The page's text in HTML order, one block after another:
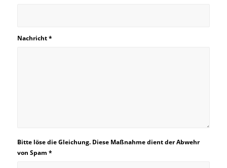
Nachricht*
Bitte löse die Gleichung. Diese Maßnahme dient der Abwehr
von Spam *